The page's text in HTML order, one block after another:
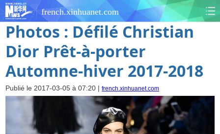
french.xinhuanet.com
Photos : Défilé Christian
Dior Prêt-à-porter
Automne-hiver 2017-2018
Publié le 2017-03-05 à 07:20 |french.xinhuanet.com